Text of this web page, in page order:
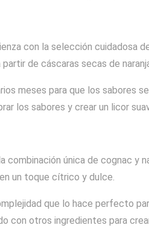
con la selección cuidadosa
de cáscaras secas de
meses para que los sabores
los sabores y crear un licor
combinación única de cognac y
un toque cítrico y dulce.
que lo hace perfecto
con otros ingredientes para